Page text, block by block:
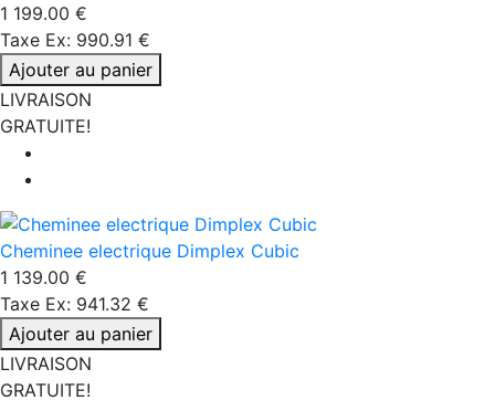
1 199.00 €
Taxe Ex: 990.91 €
Ajouter au panier
LIVRAISON
GRATUITE!
Cheminee electrique Dimplex Cubic
1 139.00 €
Taxe Ex: 941.32 €
Ajouter au panier
LIVRAISON
GRATUITE!